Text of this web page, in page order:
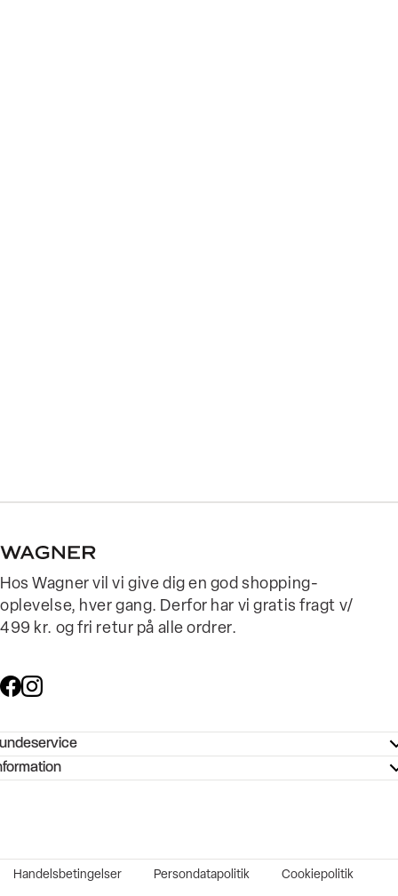
Hos Wagner vil vi give dig en god shopping-
oplevelse, hver gang. Derfor har vi gratis fragt v/
499 kr. og fri retur på alle ordrer.
- Hjælpecenter
køb
Handelsbetingelser Persondatapolitik Cookiepolitik